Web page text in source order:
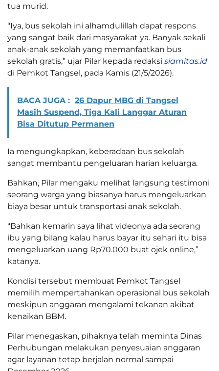
tua murid.
“Iya, bus sekolah ini alhamdulillah dapat respons
yang sangat baik dari masyarakat ya. Banyak sekali
anak-anak sekolah yang memanfaatkan bus
sekolah gratis,” ujar Pilar kepada redaksi siarnitas.id
di Pemkot Tangsel, pada Kamis (21/5/2026).
BACA JUGA : 26 Dapur MBG di Tangsel
Masih Suspend, Tiga Kali Langgar Aturan
Bisa Ditutup Permanen
Ia mengungkapkan, keberadaan bus sekolah
sangat membantu pengeluaran harian keluarga.
Bahkan, Pilar mengaku melihat langsung testimoni
seorang warga yang biasanya harus mengeluarkan
biaya besar untuk transportasi anak sekolah.
“Bahkan kemarin saya lihat videonya ada seorang
ibu yang bilang kalau harus bayar itu sehari itu bisa
mengeluarkan uang Rp70.000 buat ojek online,”
katanya.
Kondisi tersebut membuat Pemkot Tangsel
memilih mempertahankan operasional bus sekolah
meskipun anggaran mengalami tekanan akibat
kenaikan BBM.
Pilar menegaskan, pihaknya telah meminta Dinas
Perhubungan melakukan penyesuaian anggaran
agar layanan tetap berjalan normal sampai